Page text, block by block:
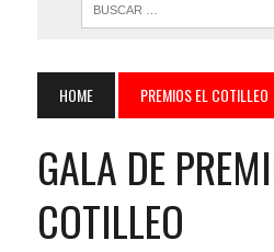
HOME PREMIOS EL COTILLEO
GALA DE
COTILLEO